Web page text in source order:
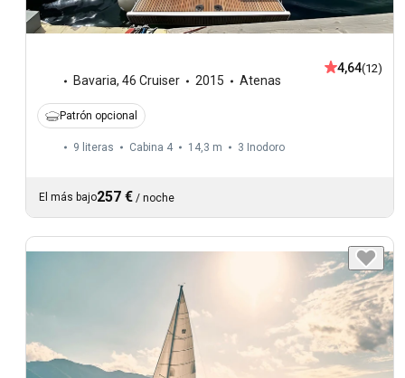
Bavaria, 46 Cruiser 2015 Atenas
4,64(12)
Patrón opcional
9 literas Cabina 4 14,3 m 3 Inodoro
El más bajo257 € / noche